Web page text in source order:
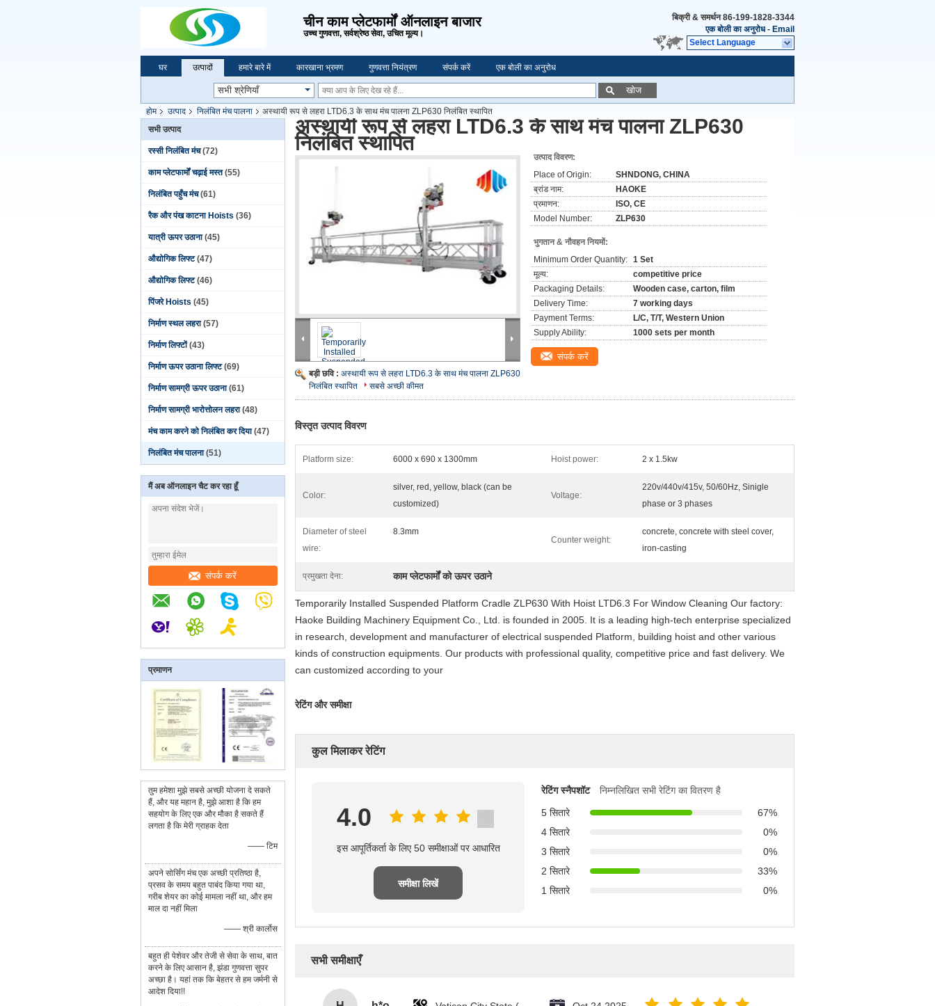
चीन काम प्लेटफार्मों ऑनलाइन बाजार
उच्च गुणवत्ता, सर्वश्रेष्ठ सेवा, उचित मूल्य।
बिक्री & समर्थन86-199-1828-3344
एक बोली का अनुरोध - Email
Select Language
घर उत्पादों हमारे बारे में कारखाना भ्रमण गुणवत्ता नियंत्रण संपर्क करें एक बोली का अनुरोध
खोज
होम उत्पाद निलंबित मंच पालना
अस्थायी रूप से लहरा LTD6.3 के साथ मंच पालना ZLP630 निलंबित स्थापित
सभी उत्पाद
रस्सी निलंबित मंच (72)
काम प्लेटफार्मों चढ़ाई मस्त (55)
निलंबित पहुँच मंच (61)
रैक और पंख काटना Hoists (36)
यात्री ऊपर उठाना (45)
औद्योगिक लिफ्ट (47)
औद्योगिक लिफ्ट (46)
पिंजरे Hoists (45)
निर्माण स्थल लहरा (57)
निर्माण लिफ्टों (43)
निर्माण ऊपर उठाना लिफ्ट (69)
निर्माण सामग्री ऊपर उठाना (61)
निर्माण सामग्री भारोत्तोलन लहरा (48)
मंच काम करने को निलंबित कर दिया (47)
निलंबित मंच पालना (51)
मैं अब ऑनलाइन चैट कर रहा हूँ
संपर्क करें
प्रमाणन
तुम हमेशा मुझे सबसे अच्छी योजना दे सकते
हैं, और यह महान है, मुझे आशा है कि हम
सहयोग के लिए एक और मौका है सकते हैं
लगता है कि मेरी ग्राहक देता
—— टिम
अपने सोर्सिंग मंच एक अच्छी प्रतिष्ठा है,
प्रसव के समय बहुत पाबंद किया गया था,
गरीब शेयर का कोई मामला नहीं था, और हम
माल दा नहीं मिला
—— श्री कार्लोस
बहुत ही पेशेवर और तेजी से सेवा के साथ, बात
करने के लिए आसान है, झंडा गुणवत्ता सुपर
अच्छा है। यहां तक कि बेहतर से हम जर्मनी से
आदेश दिया!!
अस्थायी रूप से लहरा LTD6.3 के साथ मंच पालना ZLP630
निलंबित स्थापित
बड़ी छवि : अस्थायी रूप से लहरा LTD6.3 के साथ मंच पालना ZLP630
निलंबित स्थापित
सबसे अच्छी कीमत
उत्पाद विवरण:
Place of Origin:
SHNDONG, CHINA
ब्रांड नाम:
HAOKE
प्रमाणन:
ISO, CE
Model Number:
ZLP630
भुगतान & नौवहन नियमों:
Minimum Order Quantity: 1 Set
मूल्य:
competitive price
Packaging Details:
Wooden case, carton, film
Delivery Time:
7 working days
Payment Terms:
L/C, T/T, Western Union
Supply Ability:
1000 sets per month
संपर्क करें
विस्तृत उत्पाद विवरण
Platform size: 6000 x 690 x 1300mm Hoist power: 2 x 1.5kw
Color:
silver, red, yellow, black (can be
customized)
Voltage:
220v/440v/415v, 50/60Hz, Sinigle
phase or 3 phases
Diameter of steel
wire:
8.3mm
Counter weight:
concrete, concrete with steel cover,
iron-casting
प्रमुखता देना: काम प्लेटफार्मों को ऊपर उठाने
Temporarily Installed Suspended Platform Cradle ZLP630 With Hoist LTD6.3 For Window Cleaning Our factory:
Haoke Building Machinery Equipment Co., Ltd. is founded in 2005. It is a leading high-tech enterprise specialized
in research, development and manufacturer of electrical suspended Platform, building hoist and other various
kinds of construction equipments. Our products with professional quality, competitive price and fast delivery. We
can customized according to your
रेटिंग और समीक्षा
कुल मिलाकर रेटिंग
4.0
इस आपूर्तिकर्ता के लिए 50 समीक्षाओं पर आधारित
समीक्षा लिखें
रेटिंग स्नैपशॉट
निम्नलिखित सभी रेटिंग का वितरण है
5 सितारे
67%
4 सितारे
0%
3 सितारे
0%
2 सितारे
33%
1 सितारे
0%
सभी समीक्षाएँ